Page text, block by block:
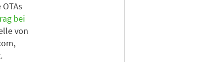
bei
von